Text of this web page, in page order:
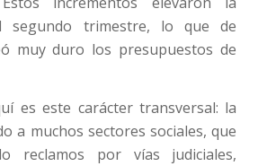
segundo trimestre, lo que de
muy duro los presupuestos de
es este carácter transversal: la
a muchos sectores sociales, que
reclamos por vías judiciales,